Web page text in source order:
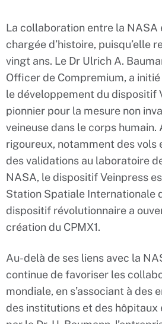
La collaboration entre la NASA
chargée d’histoire, puisqu’elle
vingt ans. Le Dr Ulrich A.
Officer de Compremium, a
le développement du dispositif
pionnier pour la mesure non
veineuse dans le corps
rigoureux, notamment des vols
des validations au laboratoire
NASA, le dispositif Veinpress
Station Spatiale Internationale
dispositif révolutionnaire a
création du CPMX1.
Au-delà de ses liens avec la
continue de favoriser les
mondiale, en s’associant à des
des institutions et des hôpitaux